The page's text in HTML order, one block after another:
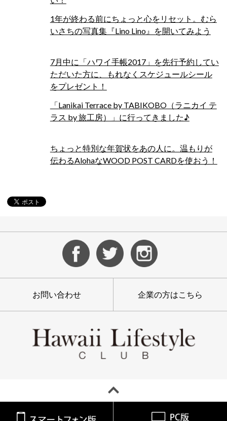
1年が終わる前にちょっと心をリセット。むら
いさちの写真集『Lino Lino』を開いてみよう
7月中に「ハワイ手帳2017」を先行予約してい
ただいた方に、もれなくスケジュールシール
をプレゼント！
「Lanikai Terrace by TABIKOBO（ラニカイ テ
ラス by 旅工房）」に行ってきました♪
ちょっと特別な年賀状をあの人に。温もりが
伝わるAlohaなWOOD POST CARDを使おう！
お問い合わせ 企業の方はこちら